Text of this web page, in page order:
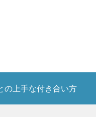
の上手な付き合い方